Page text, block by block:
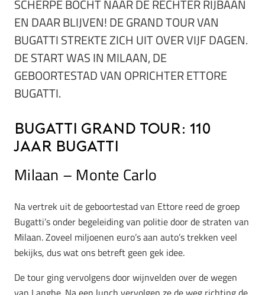
SCHERPE BOCHT NAAR DE RECHTER RIJBAAN
EN DAAR BLIJVEN! DE GRAND TOUR VAN
BUGATTI STREKTE ZICH UIT OVER VIJF DAGEN.
DE START WAS IN MILAAN, DE
GEBOORTESTAD VAN OPRICHTER ETTORE
BUGATTI.
Bugatti Grand Tour: 110
jaar Bugatti
Milaan – Monte Carlo
Na vertrek uit de geboortestad van Ettore reed de groep
Bugatti’s onder begeleiding van politie door de straten van
Milaan. Zoveel miljoenen euro’s aan auto’s trekken veel
bekijks, dus wat ons betreft geen gek idee.
De tour ging vervolgens door wijnvelden over de wegen